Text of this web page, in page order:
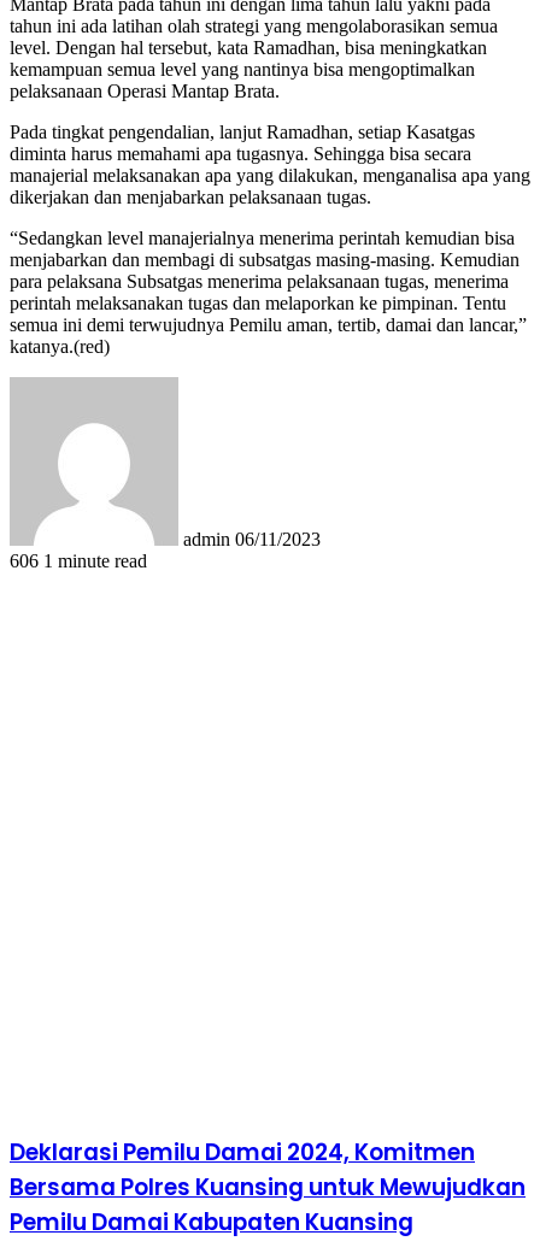
tahun ini ada latihan olah strategi yang mengolaborasikan semua
level. Dengan hal tersebut, kata Ramadhan, bisa meningkatkan
kemampuan semua level yang nantinya bisa mengoptimalkan
pelaksanaan Operasi Mantap Brata.
Pada tingkat pengendalian, lanjut Ramadhan, setiap Kasatgas
diminta harus memahami apa tugasnya. Sehingga bisa secara
manajerial melaksanakan apa yang dilakukan, menganalisa apa yang
dikerjakan dan menjabarkan pelaksanaan tugas.
“Sedangkan level manajerialnya menerima perintah kemudian bisa
menjabarkan dan membagi di subsatgas masing-masing. Kemudian
para pelaksana Subsatgas menerima pelaksanaan tugas, menerima
perintah melaksanakan tugas dan melaporkan ke pimpinan. Tentu
semua ini demi terwujudnya Pemilu aman, tertib, damai dan lancar,”
katanya.(red)
admin 06/11/2023
606 1 minute read
Deklarasi Pemilu Damai 2024, Komitmen
Bersama Polres Kuansing untuk Mewujudkan
Pemilu Damai Kabupaten Kuansing